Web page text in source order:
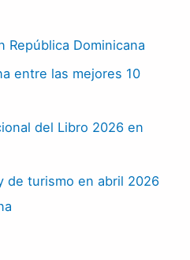
República Dominicana
entre las mejores 10
del Libro 2026 en
de turismo en abril 2026